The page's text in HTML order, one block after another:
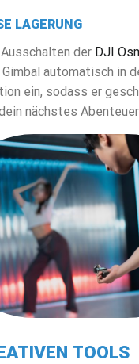
LAGERUNG
der DJI
automatisch in
ein, sodass er
nächstes
TOOLS